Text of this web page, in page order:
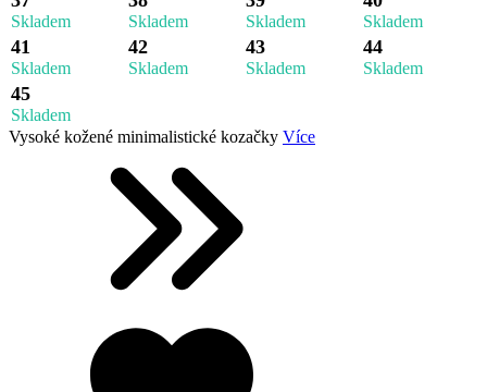
Skladem Skladem Skladem Skladem
41
Skladem
42
Skladem
43
Skladem
44
Skladem
45
Skladem
Vysoké kožené minimalistické kozačky Více